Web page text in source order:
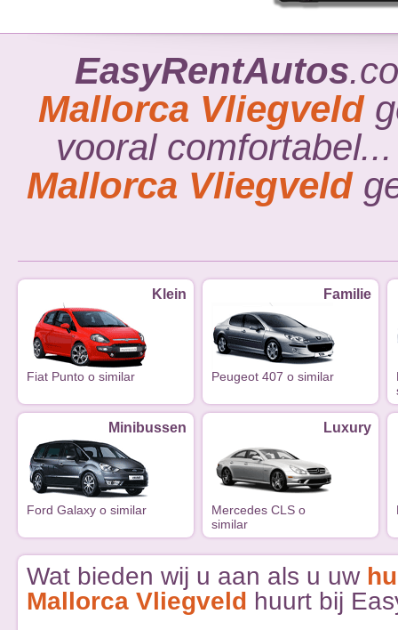
EasyRentAutos
Mallorca Vliegveld
vooral
Mallorca Vliegveld
Klein
Fiat Punto o similar
Familie
Peugeot 407 o similar
Minibussen
Ford Galaxy o similar
Luxury
Mercedes CLS o
similar
Wat bieden wij u aan als u uw
Mallorca Vliegveld huurt bij